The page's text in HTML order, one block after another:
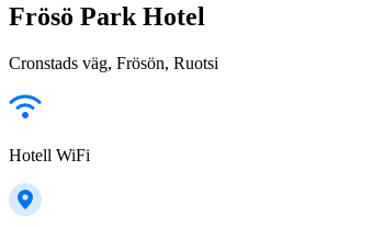
Frösö Park Hotel
Cronstads väg, Frösön, Ruotsi
Hotell WiFi